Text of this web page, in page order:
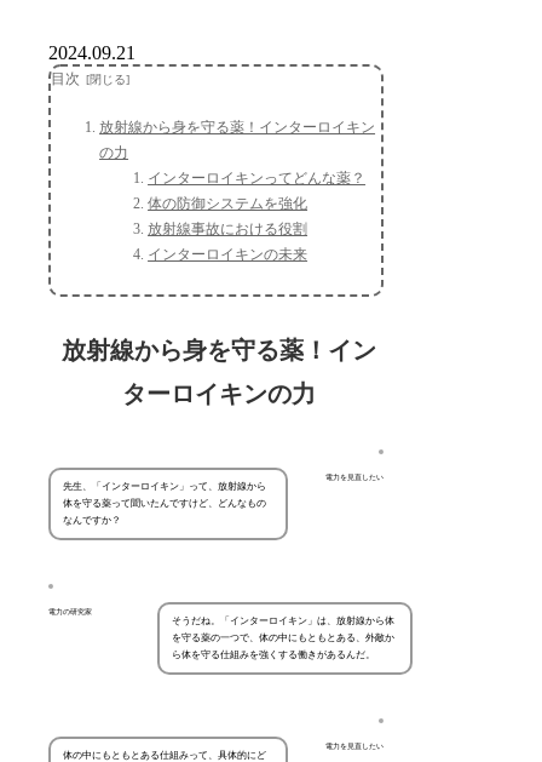
2024.09.21
目次
放射線から身を守る薬！インターロイキン
の力
インターロイキンってどんな薬？
体の防御システムを強化
放射線事故における役割
インターロイキンの未来
放射線から身を守る薬！イン
ターロイキンの力
電力を見直したい
先生、「インターロイキン」って、放射線から
体を守る薬って聞いたんですけど、どんなもの
なんですか？
電力の研究家
そうだね。「インターロイキン」は、放射線から体
を守る薬の一つで、体の中にもともとある、外敵か
ら体を守る仕組みを強くする働きがあるんだ。
電力を見直したい
体の中にもともとある仕組みって、具体的にど